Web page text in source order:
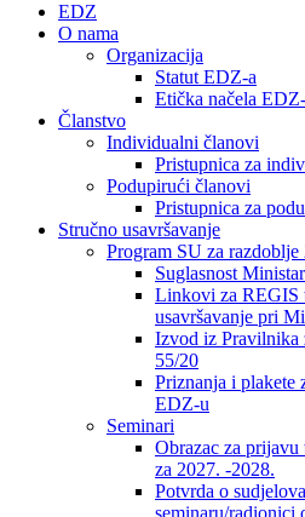
EDZ
O nama
Organizacija
Statut EDZ-a
Etička načela
Članstvo
Individualni članovi
Pristupnica za
Podupirući članovi
Pristupnica za
Stručno usavršavanje
Program SU za razdoblje
Suglasnost
Linkovi za REGIS
usavršavanje pri
Izvod iz Pravilnika
55/20
Priznanja i plakete
EDZ-u
Seminari
Obrazac za prijavu
za 2027. -2028.
Potvrda o
seminaru/radionici